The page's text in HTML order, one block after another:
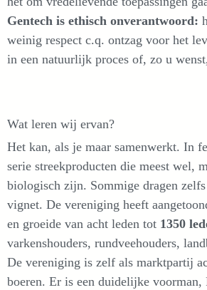
Gentech is ethisch onverantwoord:
weinig respect c.q. ontzag voor het
in een natuurlijk proces of, zo u
Wat leren wij ervan?
Het kan, als je maar samenwerkt. In
serie streekproducten die meest wel,
biologisch zijn. Sommige dragen
vignet. De vereniging heeft
en groeide van acht leden tot 1350
varkenshouders, rundveehouders,
De vereniging is zelf als marktpartij
boeren. Er is een duidelijke